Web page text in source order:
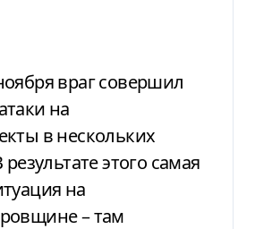
на
в нескольких
этого самая
на
– там